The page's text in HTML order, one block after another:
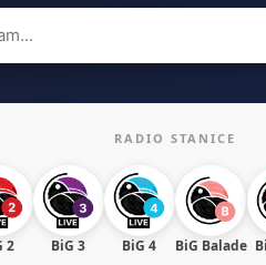
RADIO STANICE
2 BiG 3 BiG 4 BiG Balade